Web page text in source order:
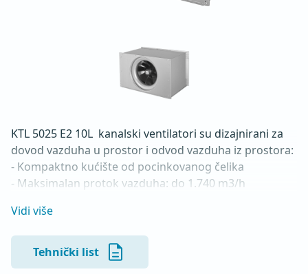
KTL 5025 E2 10L  kanalski ventilatori su dizajnirani za
dovod vazduha u prostor i odvod vazduha iz prostora:
- Kompaktno kućište od pocinkovanog čelika
- Maksimalan protok vazduha: do 1.740 m3/h
- Mogućnost montaže u horizontalnom ili vertikalnom
položaju
- Direktna instalacija na kanal preko 20mm prirubnice
na kućištu
Vidi više
Tehnički list